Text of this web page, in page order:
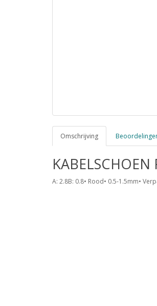
Omschrijving
A: 2.8B: 0.8• Rood• 0.5-1.5mm•